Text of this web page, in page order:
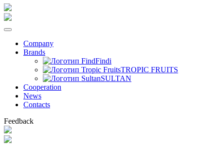
Company
Brands
Findi
TROPIC FRUITS
SULTAN
Сooperation
News
Contacts
Feedback